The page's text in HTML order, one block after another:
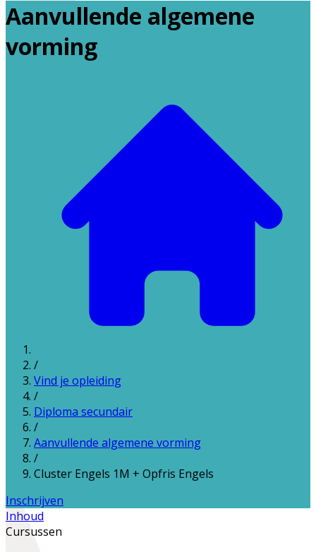
Aanvullende algemene
vorming
/
Vind je opleiding
/
Diploma secundair
/
Aanvullende algemene vorming
/
Cluster Engels 1M + Opfris Engels
Inschrijven
Inhoud
Cursussen